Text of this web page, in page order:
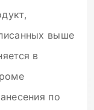
выше
в
по